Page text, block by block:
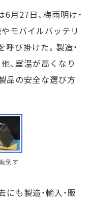
月27日、梅雨明け・
モバイルバッテリ
び掛けた。製造・
、室温が高くなり
品の安全な選び方
倒す
も製造・輸入・販